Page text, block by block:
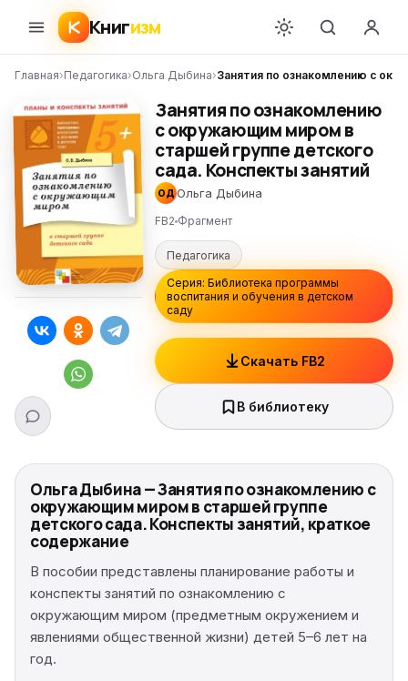
Книгизм
Главная›Педагогика›Ольга Дыбина›Занятия по ознакомлению с
Занятия по ознакомлению
с окружающим миром в
старшей группе детского
сада. Конспекты занятий
ОД Ольга Дыбина
FB2 Фрагмент
Педагогика
Серия: Библиотека программы
воспитания и обучения в детском
саду
Скачать FB2
В библиотеку
Ольга Дыбина — Занятия по ознакомлению с
окружающим миром в старшей группе
детского сада. Конспекты занятий, краткое
содержание
В пособии представлены планирование работы и
конспекты занятий по ознакомлению с
окружающим миром (предметным окружением и
явлениями общественной жизни) детей 5–6 лет на
год.